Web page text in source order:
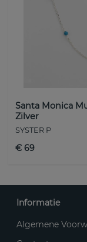
Santa Monica
Zilver
SYSTER P
€ 69
Informatie
Algemene